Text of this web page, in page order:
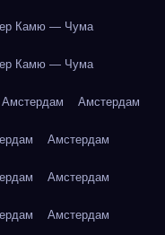
Камю — Чума
Камю — Чума
Амстердам Амстердам
Амстердам
Амстердам
Амстердам